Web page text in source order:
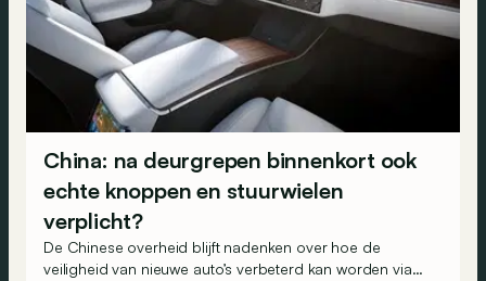
China: na deurgrepen binnenkort ook
echte knoppen en stuurwielen
verplicht?
De Chinese overheid blijft nadenken over hoe de
veiligheid van nieuwe auto’s verbeterd kan worden via